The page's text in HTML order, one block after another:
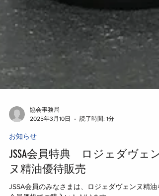
協会事務局
2025年3月10日
読了時間: 1分
お知らせ